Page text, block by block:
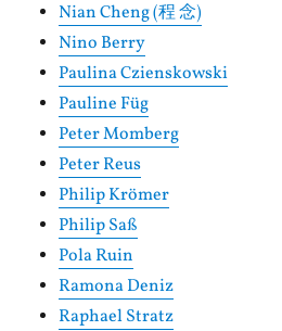
Nian Cheng (程 念)
Nino Berry
Paulina Czienskowski
Pauline Füg
Peter Momberg
Peter Reus
Philip Krömer
Philip Saß
Pola Ruin
Ramona Deniz
Raphael Stratz